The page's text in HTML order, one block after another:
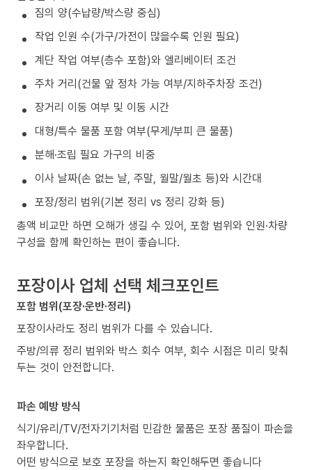
짐의 양(수납량/박스량 중심)
작업 인원 수(가구/가전이 많을수록 인원 필요)
계단 작업 여부(층수 포함)와 엘리베이터 조건
주차 거리(건물 앞 정차 가능 여부/지하주차장 조건)
장거리 이동 여부 및 이동 시간
대형/특수 물품 포함 여부(무게/부피 큰 물품)
분해·조립 필요 가구의 비중
이사 날짜(손 없는 날, 주말, 월말/월초 등)와 시간대
포장/정리 범위(기본 정리 vs 정리 강화 등)
총액 비교만 하면 오해가 생길 수 있어, 포함 범위와 인원·차량
구성을 함께 확인하는 편이 좋습니다.
포장이사 업체 선택 체크포인트
포함 범위(포장·운반·정리)
포장이사라도 정리 범위가 다를 수 있습니다.
주방/의류 정리 범위와 박스 회수 여부, 회수 시점은 미리 맞춰
두는 것이 안전합니다.
파손 예방 방식
식기/유리/TV/전자기기처럼 민감한 물품은 포장 품질이 파손을
좌우합니다.
어떤 방식으로 보호 포장을 하는지 확인해두면 좋습니다